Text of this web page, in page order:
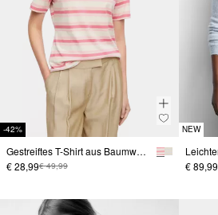
-42%
Gestreiftes T-Shirt aus Baumwoll-Modal-Mix
€ 28,99€ 49,99
NEW
€ 89,99